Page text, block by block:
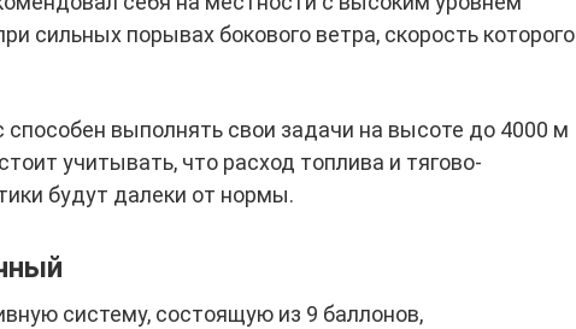
сильных порывах бокового ветра, скорость которого
выполнять свои задачи на высоте до 4000 м
учитывать, что расход топлива и тягово-
будут далеки от нормы.
систему, состоящую из 9 баллонов,